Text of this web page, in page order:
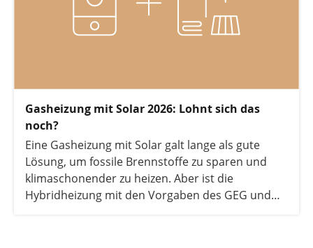
Gasheizung mit Solar 2026: Lohnt sich das
noch?
Eine Gasheizung mit Solar galt lange als gute
Lösung, um fossile Brennstoffe zu sparen und
klimaschonender zu heizen. Aber ist die
Hybridheizung mit den Vorgaben des GEG und